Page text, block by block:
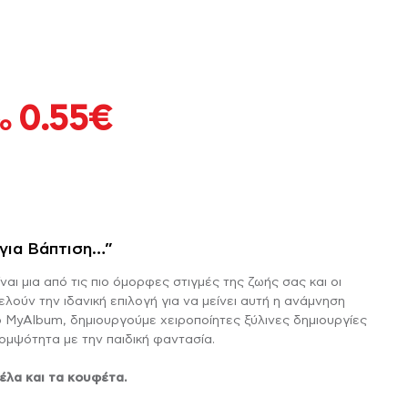
Σουπλά Βάπτισης
0.55€
Βάπτιση…”
μια από τις πιο όμορφες στιγμές της ζωής σας και οι
την ιδανική επιλογή για να μείνει αυτή η ανάμνηση
δημιουργούμε χειροποίητες ξύλινες δημιουργίες
με την παιδική φαντασία.
και τα κουφέτα.